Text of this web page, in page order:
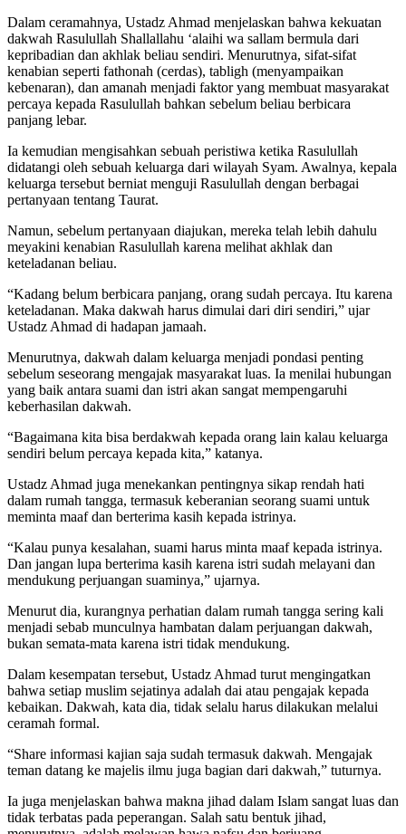
Dalam ceramahnya, Ustadz Ahmad menjelaskan bahwa kekuatan
dakwah Rasulullah Shallallahu ‘alaihi wa sallam bermula dari
kepribadian dan akhlak beliau sendiri. Menurutnya, sifat-sifat
kenabian seperti fathonah (cerdas), tabligh (menyampaikan
kebenaran), dan amanah menjadi faktor yang membuat masyarakat
percaya kepada Rasulullah bahkan sebelum beliau berbicara
panjang lebar.
Ia kemudian mengisahkan sebuah peristiwa ketika Rasulullah
didatangi oleh sebuah keluarga dari wilayah Syam. Awalnya, kepala
keluarga tersebut berniat menguji Rasulullah dengan berbagai
pertanyaan tentang Taurat.
Namun, sebelum pertanyaan diajukan, mereka telah lebih dahulu
meyakini kenabian Rasulullah karena melihat akhlak dan
keteladanan beliau.
“Kadang belum berbicara panjang, orang sudah percaya. Itu karena
keteladanan. Maka dakwah harus dimulai dari diri sendiri,” ujar
Ustadz Ahmad di hadapan jamaah.
Menurutnya, dakwah dalam keluarga menjadi pondasi penting
sebelum seseorang mengajak masyarakat luas. Ia menilai hubungan
yang baik antara suami dan istri akan sangat mempengaruhi
keberhasilan dakwah.
“Bagaimana kita bisa berdakwah kepada orang lain kalau keluarga
sendiri belum percaya kepada kita,” katanya.
Ustadz Ahmad juga menekankan pentingnya sikap rendah hati
dalam rumah tangga, termasuk keberanian seorang suami untuk
meminta maaf dan berterima kasih kepada istrinya.
“Kalau punya kesalahan, suami harus minta maaf kepada istrinya.
Dan jangan lupa berterima kasih karena istri sudah melayani dan
mendukung perjuangan suaminya,” ujarnya.
Menurut dia, kurangnya perhatian dalam rumah tangga sering kali
menjadi sebab munculnya hambatan dalam perjuangan dakwah,
bukan semata-mata karena istri tidak mendukung.
Dalam kesempatan tersebut, Ustadz Ahmad turut mengingatkan
bahwa setiap muslim sejatinya adalah dai atau pengajak kepada
kebaikan. Dakwah, kata dia, tidak selalu harus dilakukan melalui
ceramah formal.
“Share informasi kajian saja sudah termasuk dakwah. Mengajak
teman datang ke majelis ilmu juga bagian dari dakwah,” tuturnya.
Ia juga menjelaskan bahwa makna jihad dalam Islam sangat luas dan
tidak terbatas pada peperangan. Salah satu bentuk jihad,